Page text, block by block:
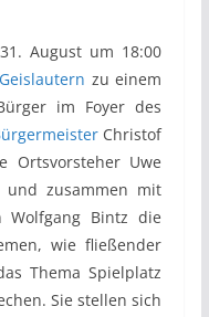
August um 18:00
Geislautern zu einem
im Foyer des
Christof
Ortsvorsteher Uwe
und zusammen mit
Wolfgang Bintz die
wie fließender
Thema Spielplatz
Sie stellen sich